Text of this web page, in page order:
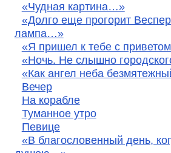
«Чудная картина…»
«Долго еще прогорит
лампа…»
«Я пришел к тебе с
«Ночь. Не слышно
«Как ангел неба
Вечер
На корабле
Туманное утро
Певице
«В благословенный день,